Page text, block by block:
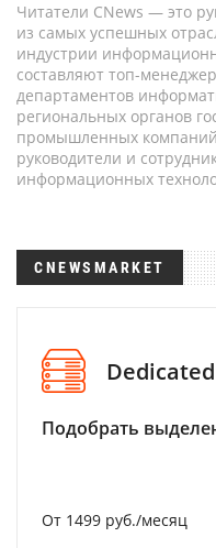
Читатели CNews — это
из самых успешных
индустрии
составляют топ-
департаментов
региональных органов
промышленных
руководители и
информационных
CNEWSMARKET
Dedicated
Подобрать
От 1499 руб./месяц